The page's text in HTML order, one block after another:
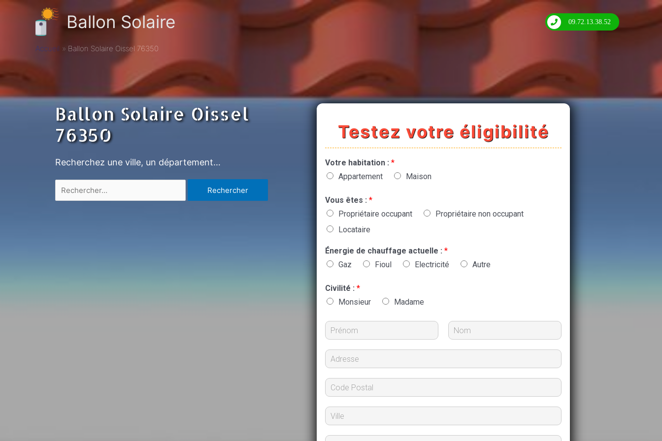
Ballon Solaire 09.72.13.38.52
Accueil Ballon Solaire Oissel 76350
Ballon Solaire Oissel
76350
Recherchez une ville, un département…
Testez votre éligibilité
Votre habitation : *
Appartement
Maison
Vous êtes : *
Propriétaire occupant
Propriétaire non occupant
Locataire
Énergie de chauffage actuelle : *
Gaz
Fioul Electricité Autre
Civilité : *
Monsieur
Madame